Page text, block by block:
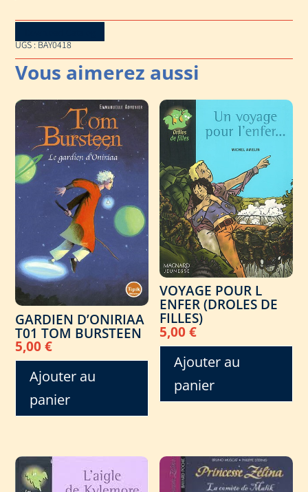
UGS :BAY0418
GARDIEN D’ONIRIAA
T01 TOM BURSTEEN
5,00€
Ajouter au
panier
VOYAGE POUR L
ENFER (DROLES DE
FILLES)
5,00€
Ajouter au
panier